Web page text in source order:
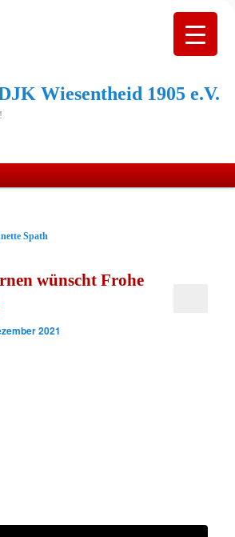
Wiesentheid 1905 e.V.
Spath
wünscht Frohe
2021